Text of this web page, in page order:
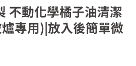
不動化學橘子油清潔
專用)|放入後簡單微